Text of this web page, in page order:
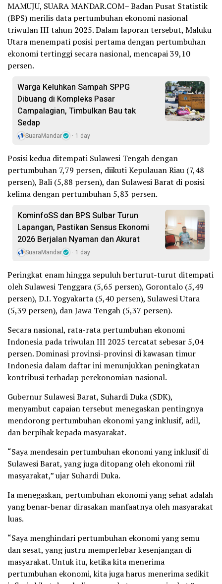
MAMUJU, SUARA MANDAR.COM– Badan Pusat Statistik
(BPS) merilis data pertumbuhan ekonomi nasional
triwulan III tahun 2025. Dalam laporan tersebut, Maluku
Utara menempati posisi pertama dengan pertumbuhan
ekonomi tertinggi secara nasional, mencapai 39,10
persen.
Warga Keluhkan Sampah SPPG
Dibuang di Kompleks Pasar
Campalagian, Timbulkan Bau tak
Sedap
SuaraMandar 1 day
Posisi kedua ditempati Sulawesi Tengah dengan
pertumbuhan 7,79 persen, diikuti Kepulauan Riau (7,48
persen), Bali (5,88 persen), dan Sulawesi Barat di posisi
kelima dengan pertumbuhan 5,83 persen.
KominfoSS dan BPS Sulbar Turun
Lapangan, Pastikan Sensus Ekonomi
2026 Berjalan Nyaman dan Akurat
SuaraMandar 1 day
Peringkat enam hingga sepuluh berturut-turut ditempati
oleh Sulawesi Tenggara (5,65 persen), Gorontalo (5,49
persen), D.I. Yogyakarta (5,40 persen), Sulawesi Utara
(5,39 persen), dan Jawa Tengah (5,37 persen).
Secara nasional, rata-rata pertumbuhan ekonomi
Indonesia pada triwulan III 2025 tercatat sebesar 5,04
persen. Dominasi provinsi-provinsi di kawasan timur
Indonesia dalam daftar ini menunjukkan peningkatan
kontribusi terhadap perekonomian nasional.
Gubernur Sulawesi Barat, Suhardi Duka (SDK),
menyambut capaian tersebut menegaskan pentingnya
mendorong pertumbuhan ekonomi yang inklusif, adil,
dan berpihak kepada masyarakat.
“Saya mendesain pertumbuhan ekonomi yang inklusif di
Sulawesi Barat, yang juga ditopang oleh ekonomi riil
masyarakat,” ujar Suhardi Duka.
Ia menegaskan, pertumbuhan ekonomi yang sehat adalah
yang benar-benar dirasakan manfaatnya oleh masyarakat
luas.
“Saya menghindari pertumbuhan ekonomi yang semu
dan sesat, yang justru memperlebar kesenjangan di
masyarakat. Untuk itu, ketika kita menerima
pertumbuhan ekonomi, kita juga harus menerima sedikit